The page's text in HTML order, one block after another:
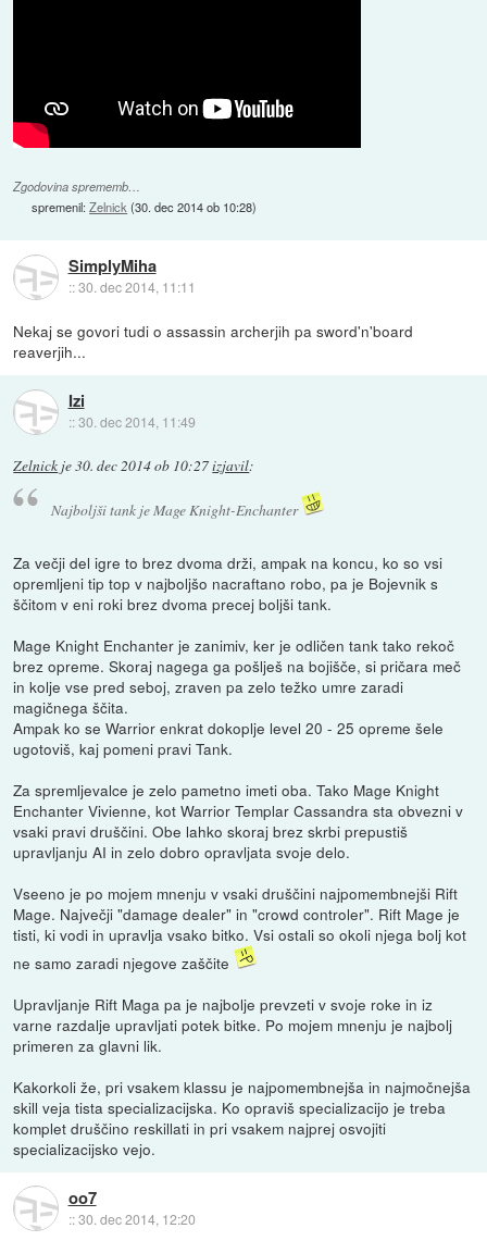
Zgodovina sprememb…
spremenil:Zelnick(30. dec 2014 ob 10:28)
SimplyMiha
::30. dec 2014, 11:11
Nekaj se govori tudi o assassin archerjih pa sword'n'board
reaverjih...
Izi
::30. dec 2014, 11:49
Zelnick je30. dec 2014 ob 10:27izjavil:
Najboljši tank je Mage Knight-Enchanter
Za večji del igre to brez dvoma drži, ampak na koncu, ko so vsi
opremljeni tip top v najboljšo nacraftano robo, pa je Bojevnik s
ščitom v eni roki brez dvoma precej boljši tank.
Mage Knight Enchanter je zanimiv, ker je odličen tank tako rekoč
brez opreme. Skoraj nagega ga pošlješ na bojišče, si pričara meč
in kolje vse pred seboj, zraven pa zelo težko umre zaradi
magičnega ščita.
Ampak ko se Warrior enkrat dokoplje level 20 - 25 opreme šele
ugotoviš, kaj pomeni pravi Tank.
Za spremljevalce je zelo pametno imeti oba. Tako Mage Knight
Enchanter Vivienne, kot Warrior Templar Cassandra sta obvezni v
vsaki pravi druščini. Obe lahko skoraj brez skrbi prepustiš
upravljanju AI in zelo dobro opravljata svoje delo.
Vseeno je po mojem mnenju v vsaki druščini najpomembnejši Rift
Mage. Največji "damage dealer" in "crowd controler". Rift Mage je
tisti, ki vodi in upravlja vsako bitko. Vsi ostali so okoli njega bolj kot
ne samo zaradi njegove zaščite
Upravljanje Rift Maga pa je najbolje prevzeti v svoje roke in iz
varne razdalje upravljati potek bitke. Po mojem mnenju je najbolj
primeren za glavni lik.
Kakorkoli že, pri vsakem klassu je najpomembnejša in najmočnejša
skill veja tista specializacijska. Ko opraviš specializacijo je treba
komplet druščino reskillati in pri vsakem najprej osvojiti
specializacijsko vejo.
oo7
::30. dec 2014, 12:20